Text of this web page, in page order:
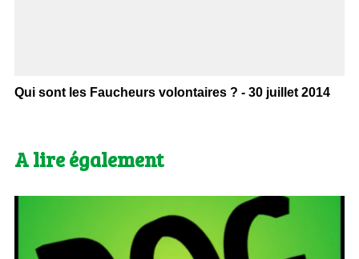
Qui sont les Faucheurs volontaires ? - 30 juillet 2014
A lire également